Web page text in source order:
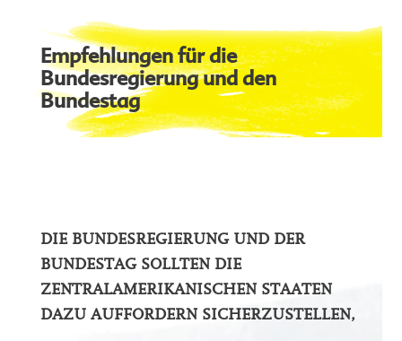
Empfehlungen für die
Bundesregierung und den
Bundestag
DIE BUNDESREGIERUNG UND DER
BUNDESTAG SOLLTEN DIE
ZENTRALAMERIKANISCHEN STAATEN
DAZU AUFFORDERN SICHERZUSTELLEN,